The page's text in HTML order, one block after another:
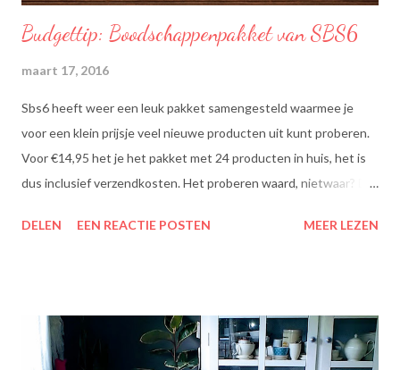
Budgettip: Boodschappenpakket van SBS6
maart 17, 2016
Sbs6 heeft weer een leuk pakket samengesteld waarmee je
voor een klein prijsje veel nieuwe producten uit kunt proberen.
Voor €14,95 het je het pakket met 24 producten in huis, het is
dus inclusief verzendkosten. Het proberen waard, nietwaar? Dit
theesmaken van Lipton: voor een goed moment dat heerlijk
mengsel van zonnebloem-, lijnzaad- en koolzaadolie. Het bevat
Omega’s 3 & 6 die goed zijn voor hart en bloedvaten. Omega's 3
DELEN EEN REACTIE POSTEN MEER LEZEN